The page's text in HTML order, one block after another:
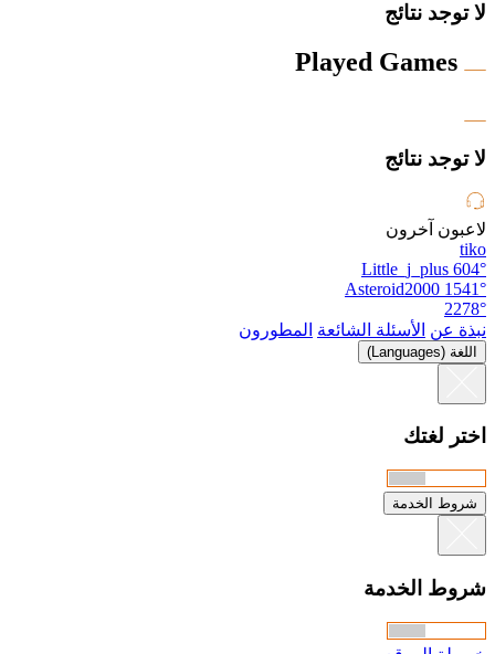
لا توجد نتائج
Played Games
لا توجد نتائج
لاعبون آخرون
tiko
604°
Little_j_plus
1541°
Asteroid2000
2278°
نبذة عن الأسئلة الشائعة المطورون
اللغة (Languages)
اختر لغتك
شروط الخدمة
شروط الخدمة